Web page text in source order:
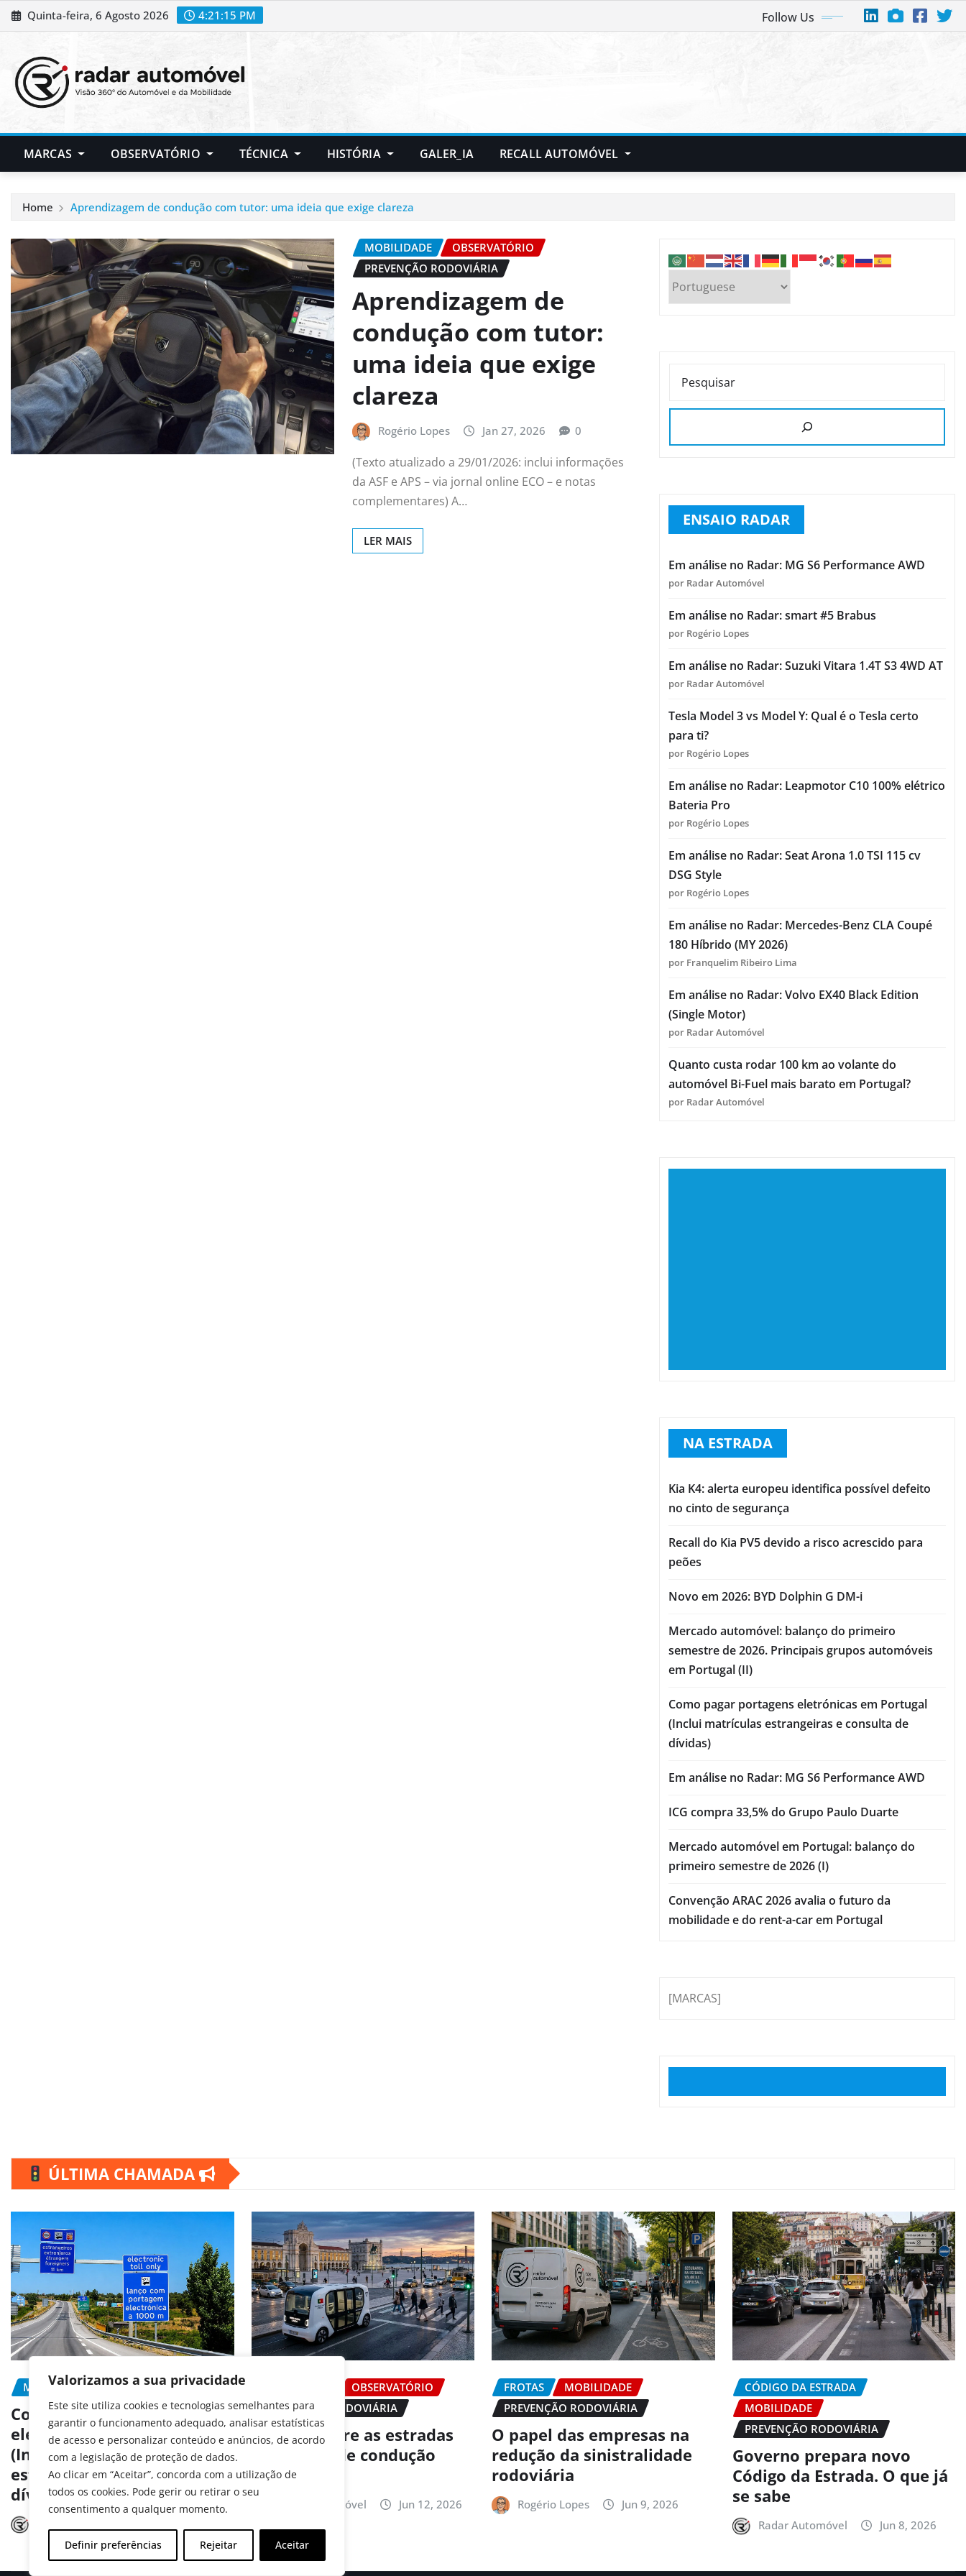
Valorizamos a sua privacidade
Este site utiliza cookies e tecnologias semelhantes para
garantir o funcionamento adequado, analisar estatísticas
de acesso e personalizar conteúdo e anúncios, de acordo
com a legislação de proteção de dados.
Ao clicar em “Aceitar”, concorda com a utilização de
todos os cookies. Pode gerir ou retirar o seu
consentimento a qualquer momento.
Definir preferências Rejeitar Aceitar
Skip
to
Quinta-feira, 6 Agosto 2026 4:21:16 PM Follow Us
MARCAS OBSERVATÓRIO TÉCNICA HISTÓRIA GALER_IA RECALL AUTOMÓVEL
Home Aprendizagem de condução com tutor: uma ideia que exige clareza
MOBILIDADE
OBSERVATÓRIO
PREVENÇÃO RODOVIÁRIA
Aprendizagem de
condução com tutor:
uma ideia que exige
clareza
Rogério Lopes Jan 27, 2026 0
(Texto atualizado a 29/01/2026: inclui informações
da ASF e APS – via jornal online ECO – e notas
complementares) A…
LER MAIS
PESQUISAR
ENSAIO RADAR
Em análise no Radar: MG S6 Performance AWD
por Radar Automóvel
Em análise no Radar: smart #5 Brabus
por Rogério Lopes
Em análise no Radar: Suzuki Vitara 1.4T S3 4WD AT
por Radar Automóvel
Tesla Model 3 vs Model Y: Qual é o Tesla certo
para ti?
por Rogério Lopes
Em análise no Radar: Leapmotor C10 100% elétrico
Bateria Pro
por Rogério Lopes
Em análise no Radar: Seat Arona 1.0 TSI 115 cv
DSG Style
por Rogério Lopes
Em análise no Radar: Mercedes-Benz CLA Coupé
180 Híbrido (MY 2026)
por Franquelim Ribeiro Lima
Em análise no Radar: Volvo EX40 Black Edition
(Single Motor)
por Radar Automóvel
Quanto custa rodar 100 km ao volante do
automóvel Bi-Fuel mais barato em Portugal?
por Radar Automóvel
NA ESTRADA
Kia K4: alerta europeu identifica possível defeito
no cinto de segurança
Recall do Kia PV5 devido a risco acrescido para
peões
Novo em 2026: BYD Dolphin G DM-i
Mercado automóvel: balanço do primeiro
semestre de 2026. Principais grupos automóveis
em Portugal (II)
Como pagar portagens eletrónicas em Portugal
(Inclui matrículas estrangeiras e consulta de
dívidas)
Em análise no Radar: MG S6 Performance AWD
ICG compra 33,5% do Grupo Paulo Duarte
Mercado automóvel em Portugal: balanço do
primeiro semestre de 2026 (I)
Convenção ARAC 2026 avalia o futuro da
mobilidade e do rent-a-car em Portugal
[MARCAS]
ÚLTIMA CHAMADA
MOBILIDADE PORTAGEM
Como pagar portagens
eletrónicas em Portugal
(Inclui matrículas
estrangeiras e consulta de
dívidas)
OBSERVATÓRIO
PREVENÇÃO RODOVIÁRIA
Portugal abre as estradas
aos testes de condução
autónoma
Radar Automóvel Jun 12, 2026
FROTAS
MOBILIDADE
PREVENÇÃO RODOVIÁRIA
O papel das empresas na
redução da sinistralidade
rodoviária
Rogério Lopes Jun 9, 2026
CÓDIGO DA ESTRADA
MOBILIDADE
PREVENÇÃO RODOVIÁRIA
Governo prepara novo
Código da Estrada. O que já
se sabe
Radar Automóvel Jun 8, 2026